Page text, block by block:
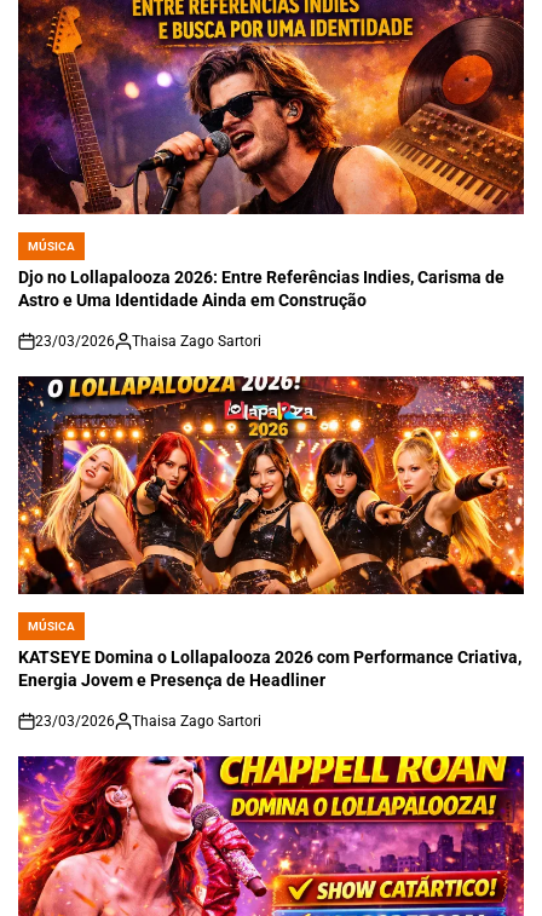
POSTED
IN
MÚSICA
Djo no Lollapalooza 2026: Entre Referências Indies, Carisma de
Astro e Uma Identidade Ainda em Construção
on
23/03/2026 Thaisa Zago Sartori
POSTED
IN
MÚSICA
KATSEYE Domina o Lollapalooza 2026 com Performance Criativa,
Energia Jovem e Presença de Headliner
on
23/03/2026 Thaisa Zago Sartori